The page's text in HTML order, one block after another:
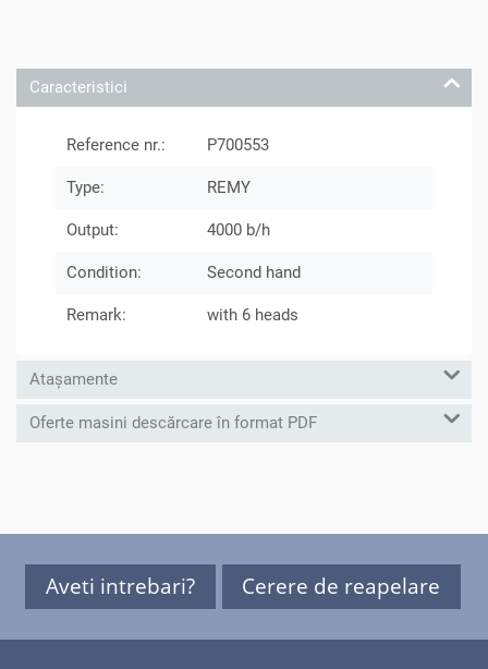
Caracteristici
Reference nr.: P700553
Type: REMY
Output: 4000 b/h
Condition: Second hand
Remark: with 6 heads
Atașamente
Oferte masini descărcare în format PDF
Aveti intrebari? Cerere de reapelare